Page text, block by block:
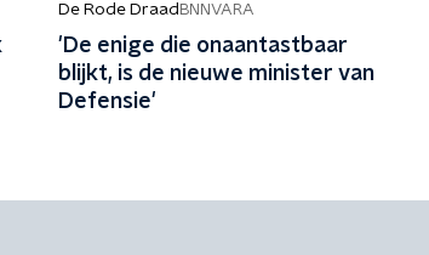
De Rode Draad BNNVARA
'De enige die onaantastbaar
blijkt, is de nieuwe minister van
Defensie'